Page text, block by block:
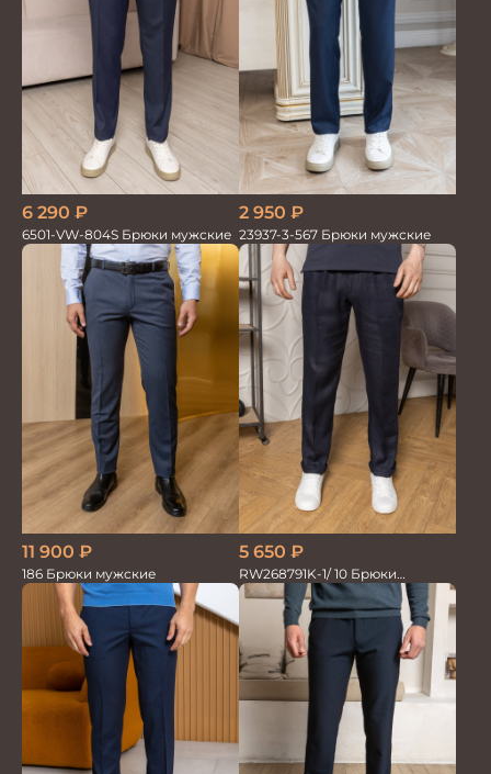
6 290 ₽
6501-VW-804S Брюки мужские
2 950 ₽
23937-3-567 Брюки мужские
11 900 ₽
186 Брюки мужские
5 650 ₽
RW268791K-1/ 10 Брюки
мужские т.син. 100% Лён